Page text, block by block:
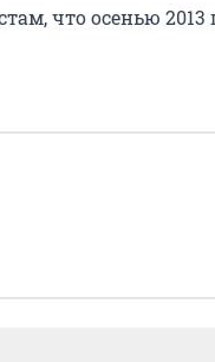
что осенью 2013